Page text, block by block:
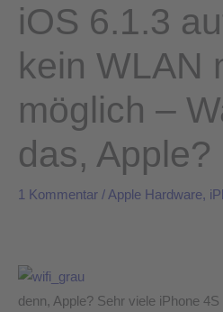
iOS 6.1.3
kein WLAN
möglich –
das, Apple?
1 Kommentar /Apple Hardware,
denn, Apple? Sehr viele iPhone